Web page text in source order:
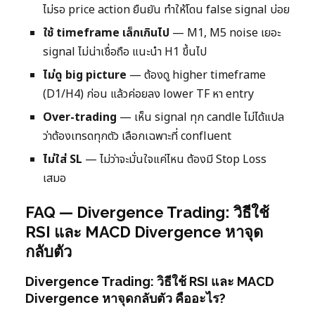
ไม่รอ price action ยืนยัน ทำให้โดน false signal บ่อย
ใช้ timeframe เล็กเกินไป — M1, M5 noise เยอะ
signal ไม่น่าเชื่อถือ แนะนำ H1 ขึ้นไป
ไม่ดู big picture — ต้องดู higher timeframe
(D1/H4) ก่อน แล้วค่อยลง lower TF หา entry
Over-trading — เห็น signal ทุก candle ไม่ได้แปล
ว่าต้องเทรดทุกตัว เลือกเฉพาะที่ confluent
ไม่ใส่ SL — ไม่ว่าจะมั่นใจแค่ไหน ต้องมี Stop Loss
เสมอ
FAQ — Divergence Trading: วิธีใช้
RSI และ MACD Divergence หาจุด
กลับตัว
Divergence Trading: วิธีใช้ RSI และ MACD
Divergence หาจุดกลับตัว คืออะไร?